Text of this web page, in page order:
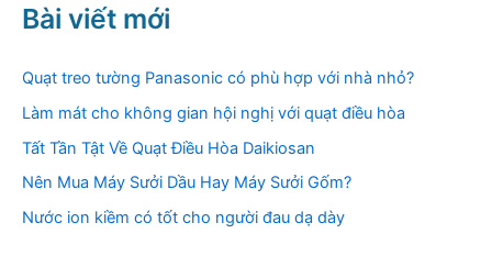
Bài viết mới
Quạt treo tường Panasonic có phù hợp với nhà nhỏ?
Làm mát cho không gian hội nghị với quạt điều hòa
Tất Tần Tật Về Quạt Điều Hòa Daikiosan
Nên Mua Máy Sưởi Dầu Hay Máy Sưởi Gốm?
Nước ion kiềm có tốt cho người đau dạ dày